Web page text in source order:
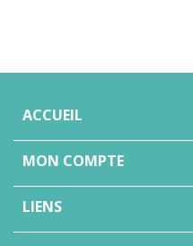
ACCUEIL
MON COMPTE
LIENS